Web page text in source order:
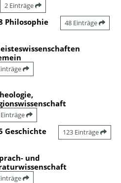
2 Einträge
Philosophie 48 Einträge
Geschichte 123 Einträge
und